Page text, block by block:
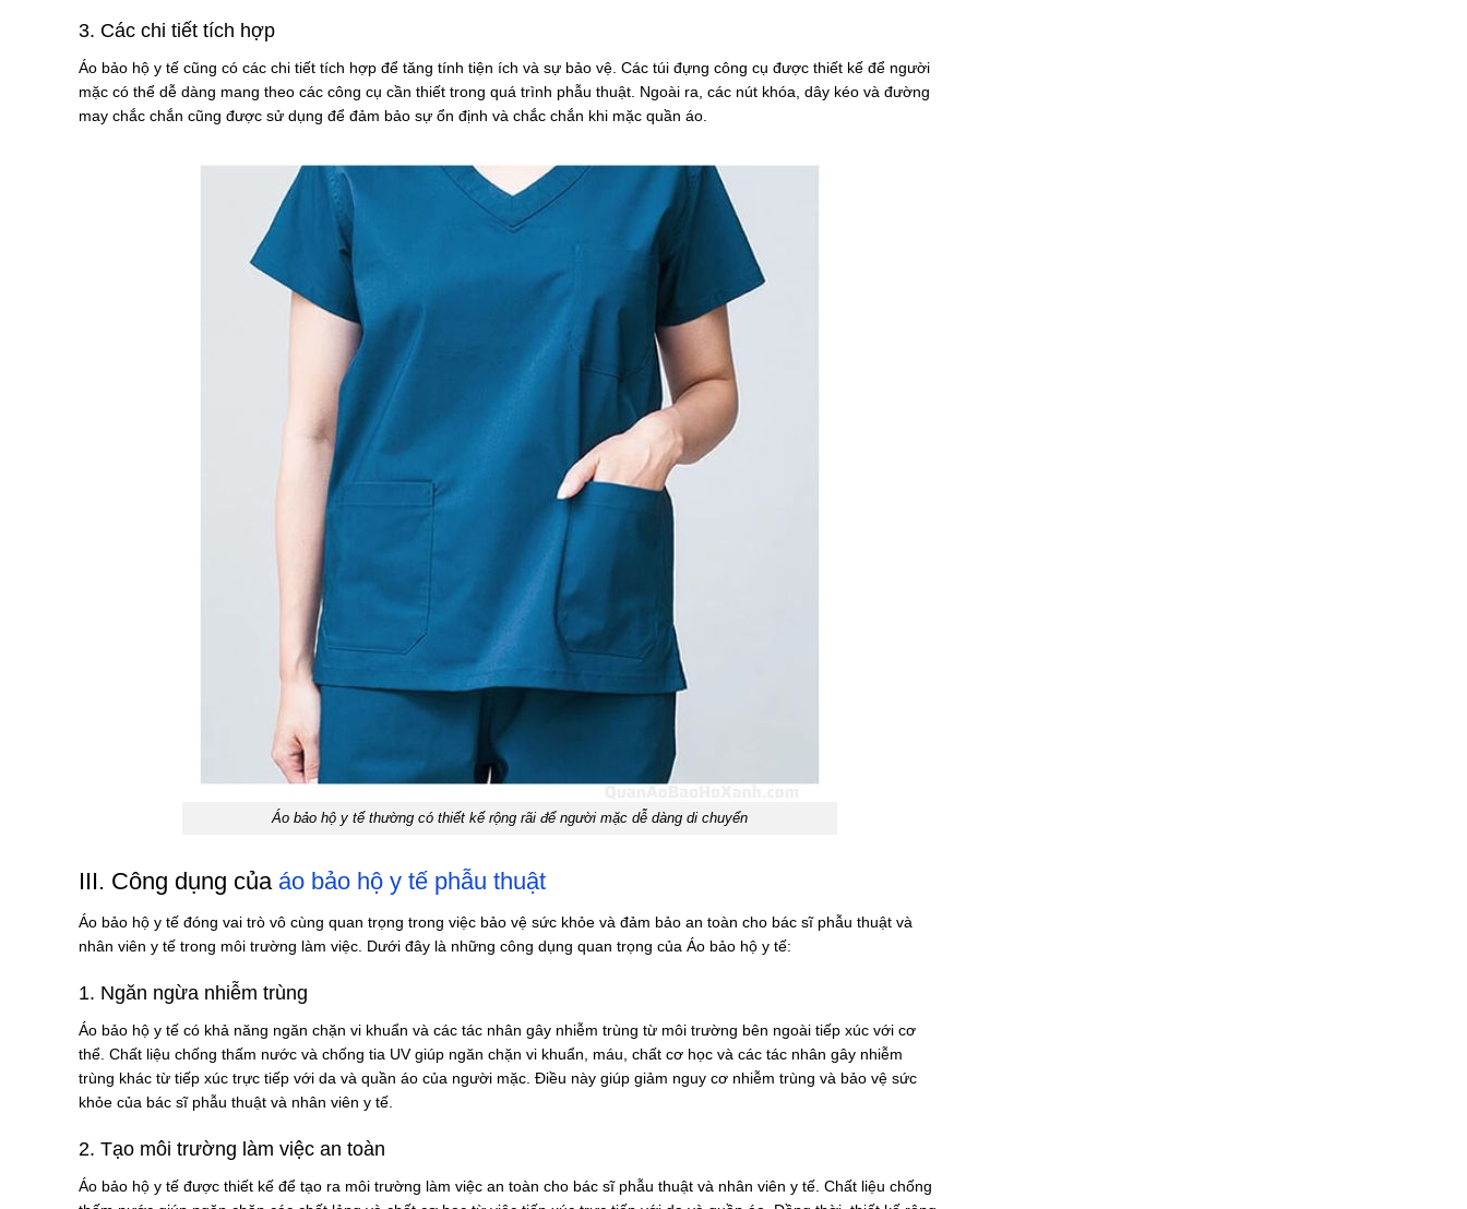
3. Các chi tiết tích hợp
Áo bảo hộ y tế cũng có các chi tiết tích hợp để tăng tính tiện ích và sự bảo vệ. Các túi đựng công cụ được thiết kế để người
mặc có thể dễ dàng mang theo các công cụ cần thiết trong quá trình phẫu thuật. Ngoài ra, các nút khóa, dây kéo và đường
may chắc chắn cũng được sử dụng để đảm bảo sự ổn định và chắc chắn khi mặc quần áo.
Áo bảo hộ y tế thường có thiết kế rộng rãi để người mặc dễ dàng di chuyển
III. Công dụng của áo bảo hộ y tế phẫu thuật
Áo bảo hộ y tế đóng vai trò vô cùng quan trọng trong việc bảo vệ sức khỏe và đảm bảo an toàn cho bác sĩ phẫu thuật và
nhân viên y tế trong môi trường làm việc. Dưới đây là những công dụng quan trọng của Áo bảo hộ y tế:
1. Ngăn ngừa nhiễm trùng
Áo bảo hộ y tế có khả năng ngăn chặn vi khuẩn và các tác nhân gây nhiễm trùng từ môi trường bên ngoài tiếp xúc với cơ
thể. Chất liệu chống thấm nước và chống tia UV giúp ngăn chặn vi khuẩn, máu, chất cơ học và các tác nhân gây nhiễm
trùng khác từ tiếp xúc trực tiếp với da và quần áo của người mặc. Điều này giúp giảm nguy cơ nhiễm trùng và bảo vệ sức
khỏe của bác sĩ phẫu thuật và nhân viên y tế.
2. Tạo môi trường làm việc an toàn
Áo bảo hộ y tế được thiết kế để tạo ra môi trường làm việc an toàn cho bác sĩ phẫu thuật và nhân viên y tế. Chất liệu chống